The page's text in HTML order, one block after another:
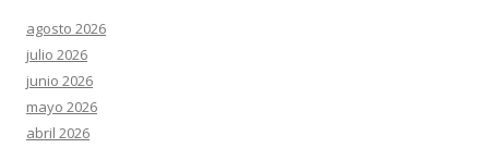
agosto 2026
julio 2026
junio 2026
mayo 2026
abril 2026